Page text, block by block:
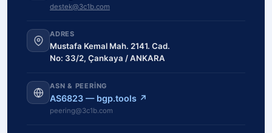
destek@3c1b.com
ADRES
Mustafa Kemal Mah. 2141. Cad.
No: 33/2, Çankaya / ANKARA
ASN & PEERING
AS6823 — bgp.tools ↗
peering@3c1b.com